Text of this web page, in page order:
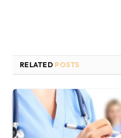
RELATED POSTS